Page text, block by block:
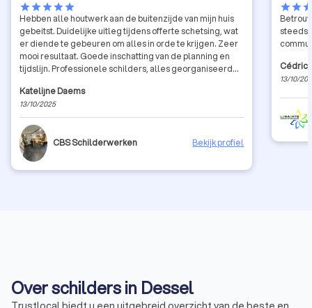
starstarstarstarstar
Hebben alle houtwerk aan de buitenzijde van mijn huis
gebeitst. Duidelijke uitleg tijdens offerte schetsing, wat
er diende te gebeuren om alles in orde te krijgen. Zeer
mooi resultaat. Goede inschatting van de planning en
tijdslijn. Professionele schilders, alles georganiseerd
Katelijne Daems
13/10/2025
CBS Schilderwerken Bekijk profiel
starstar
steeds
Cédric
13/10/
Over schilders in Dessel